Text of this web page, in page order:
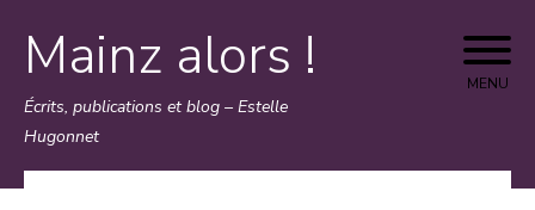
Skip
to
content
Mainz alors !
Écrits, publications et blog – Estelle
Hugonnet
MENU